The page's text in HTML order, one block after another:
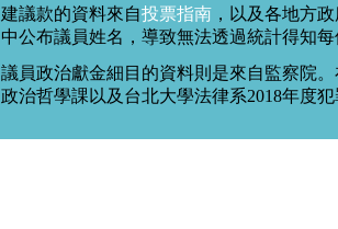
建議款的資料來自投票指南 ，以及各地方
中公布議員姓名，導致無法透過統計得知
議員政治獻金細目的資料則是來自監察院
政治哲學課以及台北大學法律系2018年度